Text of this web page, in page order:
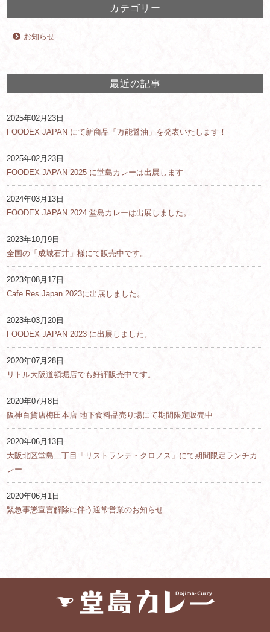
カテゴリー
お知らせ
最近の記事
2025年02月23日
FOODEX JAPAN にて新商品「万能醤油」を発表いたします！
2025年02月23日
FOODEX JAPAN 2025 に堂島カレーは出展します
2024年03月13日
FOODEX JAPAN 2024 堂島カレーは出展しました。
2023年10月9日
全国の「成城石井」様にて販売中です。
2023年08月17日
Cafe Res Japan 2023に出展しました。
2023年03月20日
FOODEX JAPAN 2023 に出展しました。
2020年07月28日
リトル大阪道頓堀店でも好評販売中です。
2020年07月8日
阪神百貨店梅田本店 地下食料品売り場にて期間限定販売中
2020年06月13日
大阪北区堂島二丁目「リストランテ・クロノス」にて期間限定ランチカ
レー
2020年06月1日
緊急事態宣言解除に伴う通常営業のお知らせ